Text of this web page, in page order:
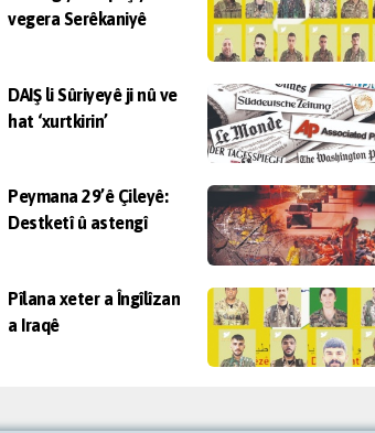
vegera Serêkaniyê
DAIŞ li Sûriyeyê ji nû ve
hat ‘xurtkirin’
Peymana 29’ê Çileyê:
Destketî û astengî
Pîlana xeter a Îngîlîzan
a Iraqê